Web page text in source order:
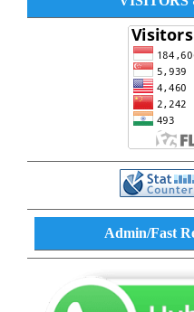
Admin/Fast